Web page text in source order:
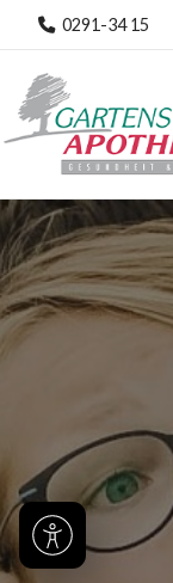
0291-34 15